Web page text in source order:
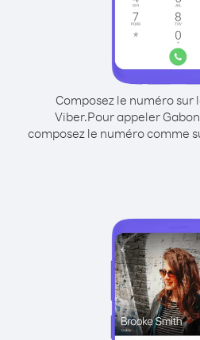
Composez le numéro sur
Viber.Pour appeler
composez le numéro comme